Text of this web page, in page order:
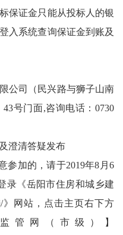
保证金只能从投标人的银
入系统查询保证金到账及
公司（民兴路与狮子山南
号门面,咨询电话：0730
澄清答疑发布
参加的，请于2019年8月6
录《岳阳市住房和城乡建
》网站，点击主页右下方
管网（市级）】